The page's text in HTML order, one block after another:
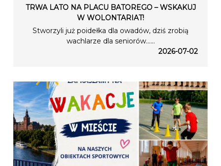
TRWA LATO NA PLACU BATOREGO – WSKAKUJ
W WOLONTARIAT!
Stworzyli już poidełka dla owadów, dziś zrobią
wachlarze dla seniorów…...
2026-07-02